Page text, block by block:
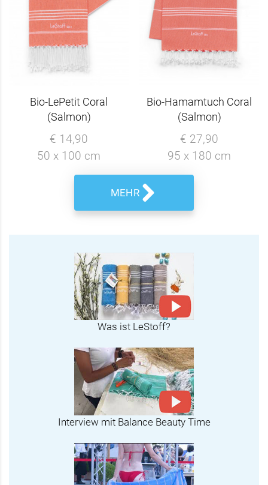
Bio-LePetit Coral
(Salmon)
€ 14,90
50 x 100 cm
Bio-Hamamtuch Coral
(Salmon)
€ 27,90
95 x 180 cm
MEHR
Was ist LeStoff?
Interview mit Balance Beauty Time